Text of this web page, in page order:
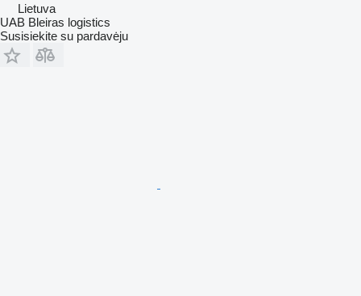
Lietuva
UAB Bleiras logistics
Susisiekite su pardavėju